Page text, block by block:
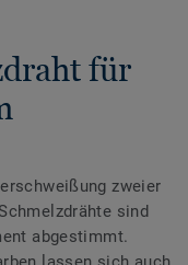
für
zweier
sind
abgestimmt.